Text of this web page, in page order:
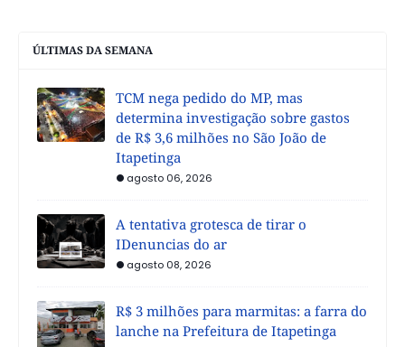
ÚLTIMAS DA SEMANA
TCM nega pedido do MP, mas
determina investigação sobre gastos
de R$ 3,6 milhões no São João de
Itapetinga
agosto 06, 2026
A tentativa grotesca de tirar o
IDenuncias do ar
agosto 08, 2026
R$ 3 milhões para marmitas: a farra do
lanche na Prefeitura de Itapetinga